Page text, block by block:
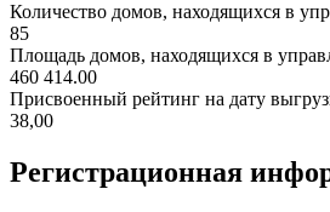
Количество домов, находящихся в
85
Площадь домов, находящихся в
460 414.00
Присвоенный рейтинг на дату
38,00
Регистрационная